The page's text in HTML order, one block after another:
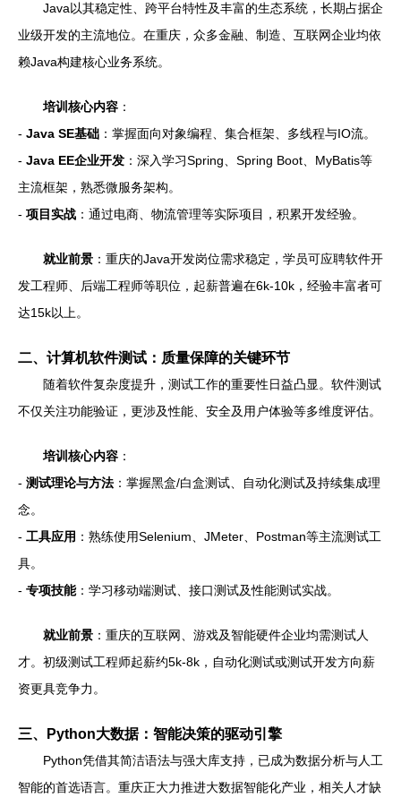
Java以其稳定性、跨平台特性及丰富的生态系统，长期占据企
业级开发的主流地位。在重庆，众多金融、制造、互联网企业均依
赖Java构建核心业务系统。
培训核心内容 ：
- Java SE基础 ：掌握面向对象编程、集合框架、多线程与IO流。
- Java EE企业开发 ：深入学习Spring、Spring Boot、MyBatis等
主流框架，熟悉微服务架构。
- 项目实战 ：通过电商、物流管理等实际项目，积累开发经验。
就业前景 ：重庆的Java开发岗位需求稳定，学员可应聘软件开
发工程师、后端工程师等职位，起薪普遍在6k-10k，经验丰富者可
达15k以上。
二、计算机软件测试：质量保障的关键环节
随着软件复杂度提升，测试工作的重要性日益凸显。软件测试
不仅关注功能验证，更涉及性能、安全及用户体验等多维度评估。
培训核心内容 ：
- 测试理论与方法 ：掌握黑盒/白盒测试、自动化测试及持续集成理
念。
- 工具应用 ：熟练使用Selenium、JMeter、Postman等主流测试工
具。
- 专项技能：学习移动端测试、接口测试及性能测试实战。
就业前景 ：重庆的互联网、游戏及智能硬件企业均需测试人
才。初级测试工程师起薪约5k-8k，自动化测试或测试开发方向薪
资更具竞争力。
三、Python大数据：智能决策的驱动引擎
Python凭借其简洁语法与强大库支持，已成为数据分析与人工
智能的首选语言。重庆正大力推进大数据智能化产业，相关人才缺